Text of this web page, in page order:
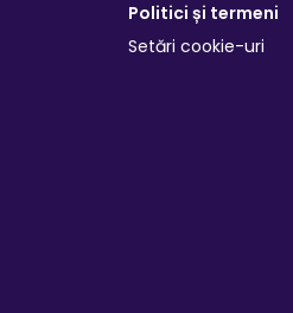
Politici și termeni
Setări cookie-uri